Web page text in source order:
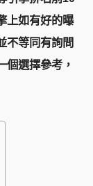
上如有好的曝
不等同有詢問
個選擇參考，